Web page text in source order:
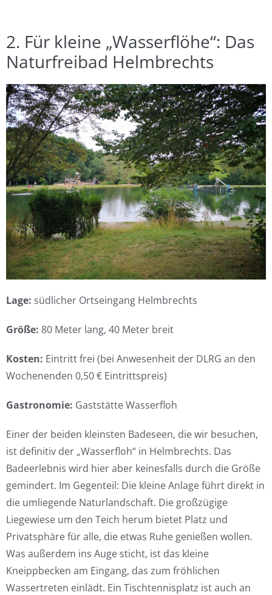
2. Für kleine „Wasserflöhe“: Das
Naturfreibad Helmbrechts
Lage: südlicher Ortseingang Helmbrechts
Größe: 80 Meter lang, 40 Meter breit
Kosten: Eintritt frei (bei Anwesenheit der DLRG an den
Wochenenden 0,50 € Eintrittspreis)
Gastronomie: Gaststätte Wasserfloh
Einer der beiden kleinsten Badeseen, die wir besuchen,
ist definitiv der „Wasserfloh“ in Helmbrechts. Das
Badeerlebnis wird hier aber keinesfalls durch die Größe
gemindert. Im Gegenteil: Die kleine Anlage führt direkt in
die umliegende Naturlandschaft. Die großzügige
Liegewiese um den Teich herum bietet Platz und
Privatsphäre für alle, die etwas Ruhe genießen wollen.
Was außerdem ins Auge sticht, ist das kleine
Kneippbecken am Eingang, das zum fröhlichen
Wassertreten einlädt. Ein Tischtennisplatz ist auch an